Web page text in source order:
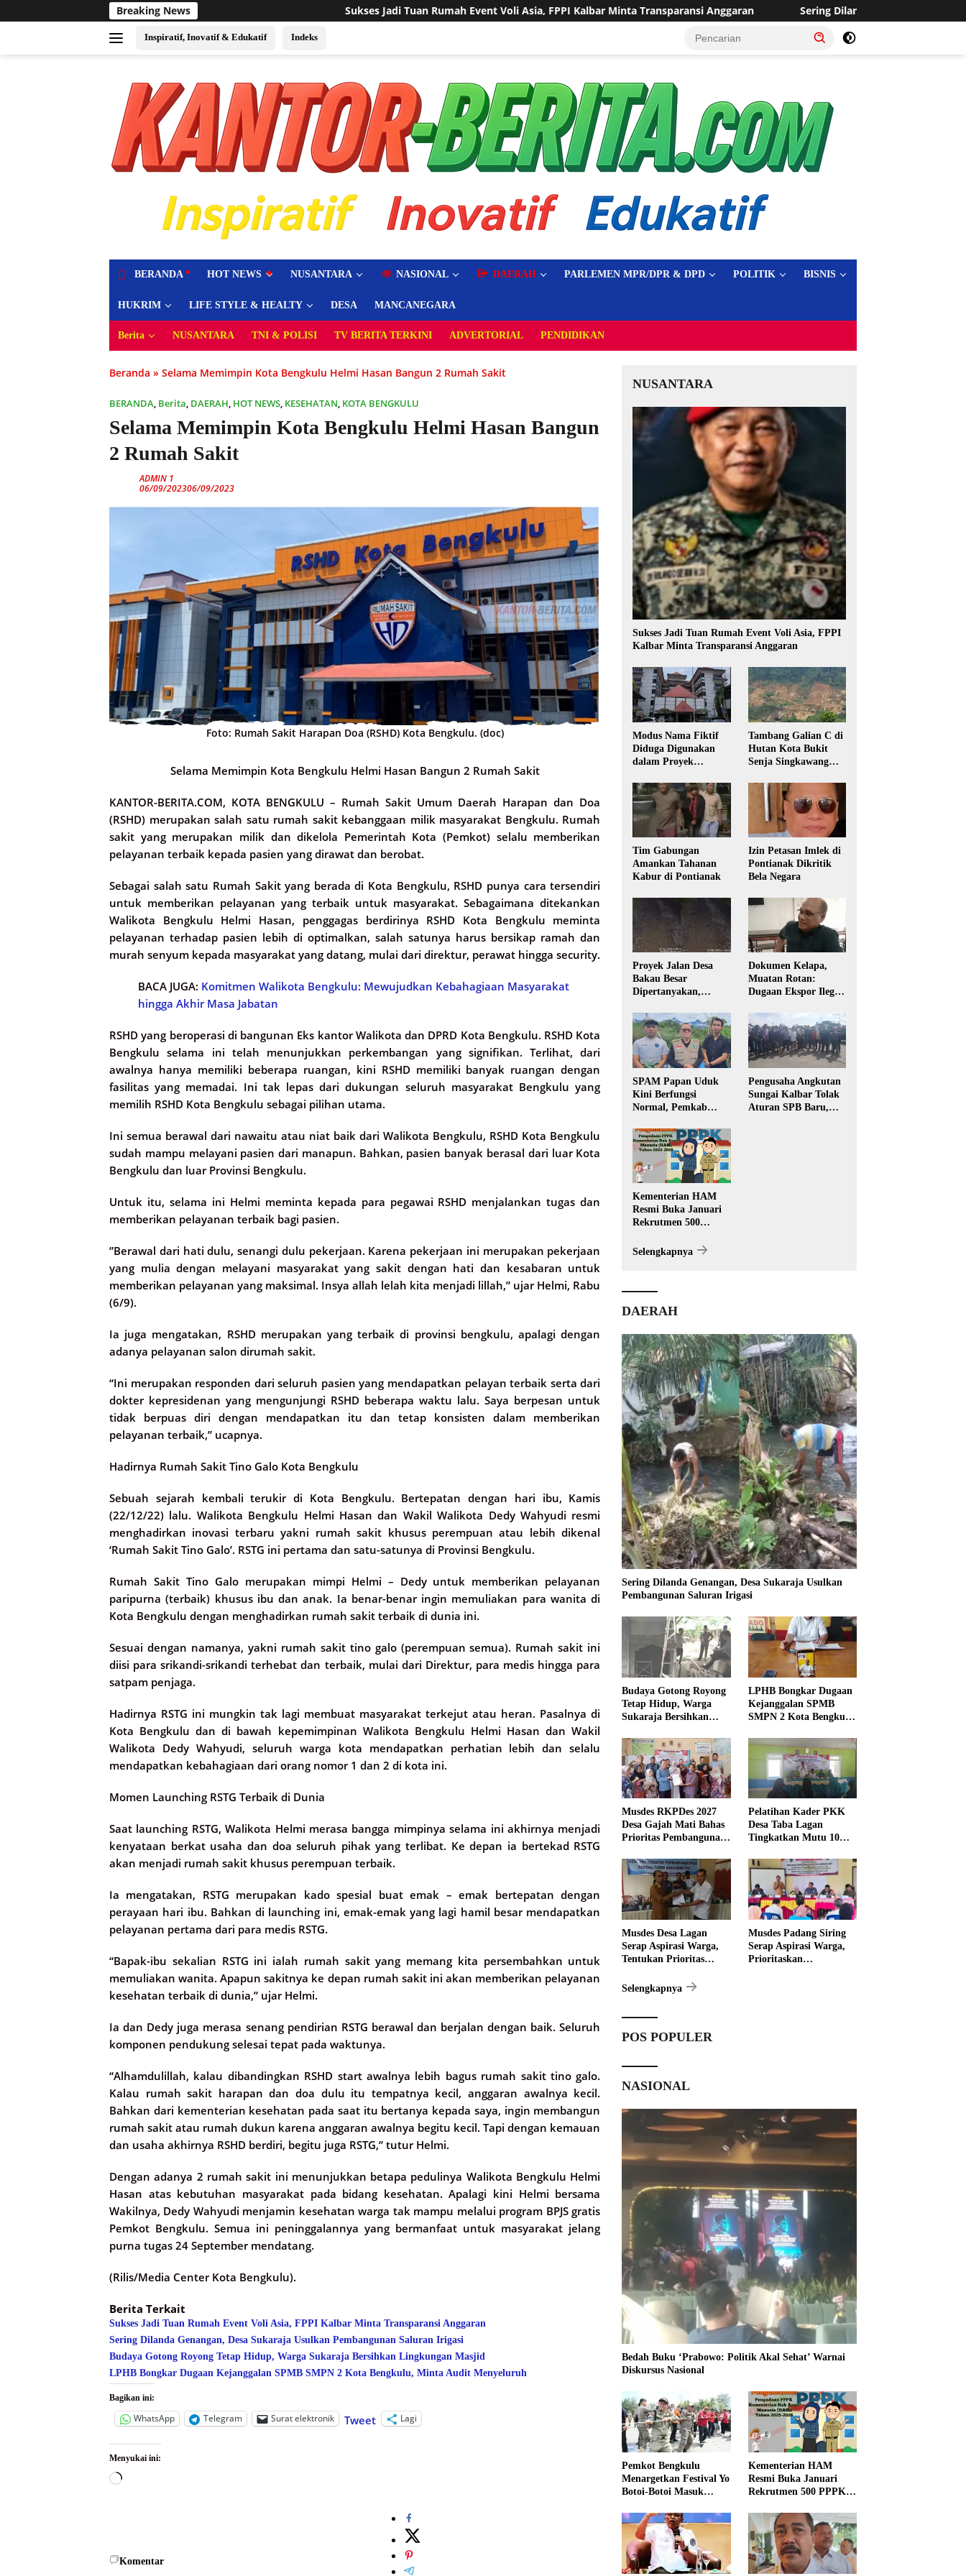
ke
Breaking News Sukses Jadi Tuan Rumah Event Voli Asia, FPPI Kalbar Minta Transparansi Anggaran Sering Dilanda Genangan, Desa Sukaraja Usulkan
Inspiratif, Inovatif & Edukatif Indeks
BERANDA HOT NEWS NUSANTARA NASIONAL DAERAH PARLEMEN MPR/DPR & DPD POLITIK BISNIS
HUKRIM LIFE STYLE & HEALTY DESA MANCANEGARA
Berita NUSANTARA TNI & POLISI TV BERITA TERKINI ADVERTORIAL PENDIDIKAN
Beranda » Selama Memimpin Kota Bengkulu Helmi Hasan Bangun 2 Rumah Sakit
BERANDA, Berita, DAERAH, HOT NEWS, KESEHATAN, KOTA BENGKULU
Selama Memimpin Kota Bengkulu Helmi Hasan Bangun
2 Rumah Sakit
ADMIN 1
06/09/202306/09/2023
Foto: Rumah Sakit Harapan Doa (RSHD) Kota Bengkulu. (doc)
Selama Memimpin Kota Bengkulu Helmi Hasan Bangun 2 Rumah Sakit
KANTOR-BERITA.COM, KOTA BENGKULU – Rumah Sakit Umum Daerah Harapan dan Doa
(RSHD) merupakan salah satu rumah sakit kebanggaan milik masyarakat Bengkulu. Rumah
sakit yang merupakan milik dan dikelola Pemerintah Kota (Pemkot) selalu memberikan
pelayanan terbaik kepada pasien yang dirawat dan berobat.
Sebagai salah satu Rumah Sakit yang berada di Kota Bengkulu, RSHD punya cara tersendiri
untuk memberikan pelayanan yang terbaik untuk masyarakat. Sebagaimana ditekankan
Walikota Bengkulu Helmi Hasan, penggagas berdirinya RSHD Kota Bengkulu meminta
pelayanan terhadap pasien lebih di optimalkan, salah satunya harus bersikap ramah dan
murah senyum kepada masyarakat yang datang, mulai dari direktur, perawat hingga security.
BACA JUGA: Komitmen Walikota Bengkulu: Mewujudkan Kebahagiaan Masyarakat
hingga Akhir Masa Jabatan
RSHD yang beroperasi di bangunan Eks kantor Walikota dan DPRD Kota Bengkulu. RSHD Kota
Bengkulu selama ini telah menunjukkan perkembangan yang signifikan. Terlihat, dari
awalnya hanya memiliki beberapa ruangan, kini RSHD memiliki banyak ruangan dengan
fasilitas yang memadai. Ini tak lepas dari dukungan seluruh masyarakat Bengkulu yang
memilih RSHD Kota Bengkulu sebagai pilihan utama.
Ini semua berawal dari nawaitu atau niat baik dari Walikota Bengkulu, RSHD Kota Bengkulu
sudah mampu melayani pasien dari manapun. Bahkan, pasien banyak berasal dari luar Kota
Bengkulu dan luar Provinsi Bengkulu.
Untuk itu, selama ini Helmi meminta kepada para pegawai RSHD menjalankan tugas dan
memberikan pelayanan terbaik bagi pasien.
”Berawal dari hati dulu, senangi dulu pekerjaan. Karena pekerjaan ini merupakan pekerjaan
yang mulia dengan melayani masyarakat yang sakit dengan hati dan kesabaran untuk
memberikan pelayanan yang maksimal. Insya allah lelah kita menjadi lillah,” ujar Helmi, Rabu
(6/9).
Ia juga mengatakan, RSHD merupakan yang terbaik di provinsi bengkulu, apalagi dengan
adanya pelayanan salon dirumah sakit.
“Ini merupakan responden dari seluruh pasien yang mendapatkan pelayan terbaik serta dari
dokter kepresidenan yang mengunjungi RSHD beberapa waktu lalu. Saya berpesan untuk
tidak berpuas diri dengan mendapatkan itu dan tetap konsisten dalam memberikan
pelayanan terbaik,” ucapnya.
Hadirnya Rumah Sakit Tino Galo Kota Bengkulu
Sebuah sejarah kembali terukir di Kota Bengkulu. Bertepatan dengan hari ibu, Kamis
(22/12/22) lalu. Walikota Bengkulu Helmi Hasan dan Wakil Walikota Dedy Wahyudi resmi
menghadirkan inovasi terbaru yakni rumah sakit khusus perempuan atau lebih dikenal
‘Rumah Sakit Tino Galo’. RSTG ini pertama dan satu-satunya di Provinsi Bengkulu.
Rumah Sakit Tino Galo merupakan mimpi Helmi – Dedy untuk memberikan pelayanan
paripurna (terbaik) khusus ibu dan anak. Ia benar-benar ingin memuliakan para wanita di
Kota Bengkulu dengan menghadirkan rumah sakit terbaik di dunia ini.
Sesuai dengan namanya, yakni rumah sakit tino galo (perempuan semua). Rumah sakit ini
diisi para srikandi-srikandi terhebat dan terbaik, mulai dari Direktur, para medis hingga para
satpam penjaga.
Hadirnya RSTG ini mungkin tak lagi membuat masyarakat terkejut atau heran. Pasalnya di
Kota Bengkulu dan di bawah kepemimpinan Walikota Bengkulu Helmi Hasan dan Wakil
Walikota Dedy Wahyudi, seluruh warga kota mendapatkan perhatian lebih dan selalu
mendapatkan kebahagiaan dari orang nomor 1 dan 2 di kota ini.
Momen Launching RSTG Terbaik di Dunia
Saat launching RSTG, Walikota Helmi merasa bangga mimpinya selama ini akhirnya menjadi
kenyataan berkat usaha dan doa seluruh pihak yang terlibat. Ke depan ia bertekad RSTG
akan menjadi rumah sakit khusus perempuan terbaik.
Ia mengatakan, RSTG merupakan kado spesial buat emak – emak bertepatan dengan
perayaan hari ibu. Bahkan di launching ini, emak-emak yang lagi hamil besar mendapatkan
pelayanan pertama dari para medis RSTG.
“Bapak-ibu sekalian RSTG ini ialah rumah sakit yang memang kita persembahkan untuk
memuliakan wanita. Apapun sakitnya ke depan rumah sakit ini akan memberikan pelayanan
kesehatan terbaik di dunia,” ujar Helmi.
Ia dan Dedy juga merasa senang pendirian RSTG berawal dan berjalan dengan baik. Seluruh
komponen pendukung selesai tepat pada waktunya.
“Alhamdulillah, kalau dibandingkan RSHD start awalnya lebih bagus rumah sakit tino galo.
Kalau rumah sakit harapan dan doa dulu itu tempatnya kecil, anggaran awalnya kecil.
Bahkan dari kementerian kesehatan pada saat itu bertanya kepada saya, ingin membangun
rumah sakit atau rumah dukun karena anggaran awalnya begitu kecil. Tapi dengan kemauan
dan usaha akhirnya RSHD berdiri, begitu juga RSTG,” tutur Helmi.
Dengan adanya 2 rumah sakit ini menunjukkan betapa pedulinya Walikota Bengkulu Helmi
Hasan atas kebutuhan masyarakat pada bidang kesehatan. Apalagi kini Helmi bersama
Wakilnya, Dedy Wahyudi menjamin kesehatan warga tak mampu melalui program BPJS gratis
Pemkot Bengkulu. Semua ini peninggalannya yang bermanfaat untuk masyarakat jelang
purna tugas 24 September mendatang.
(Rilis/Media Center Kota Bengkulu).
Berita Terkait
Sukses Jadi Tuan Rumah Event Voli Asia, FPPI Kalbar Minta Transparansi Anggaran
Sering Dilanda Genangan, Desa Sukaraja Usulkan Pembangunan Saluran Irigasi
Budaya Gotong Royong Tetap Hidup, Warga Sukaraja Bersihkan Lingkungan Masjid
LPHB Bongkar Dugaan Kejanggalan SPMB SMPN 2 Kota Bengkulu, Minta Audit Menyeluruh
Bagikan ini:
WhatsApp Telegram Surat elektronik Tweet Lagi
Menyukai ini:
Memuat...
Komentar
NUSANTARA
Sukses Jadi Tuan Rumah Event Voli Asia, FPPI
Kalbar Minta Transparansi Anggaran
Modus Nama Fiktif
Diduga Digunakan
dalam Proyek
Tambang Galian C di
Hutan Kota Bukit
Senja Singkawang
Tim Gabungan
Amankan Tahanan
Kabur di Pontianak
Izin Petasan Imlek di
Pontianak Dikritik
Bela Negara
Proyek Jalan Desa
Bakau Besar
Dipertanyakan,
dan Transparansi
Pelaksanaan
Pembangunan
Dokumen Kelapa,
Muatan Rotan:
Dugaan Ekspor Ilegal
Publik Kalbar
SPAM Papan Uduk
Kini Berfungsi
Normal, Pemkab
Distribusi Air Bersih
Lancar ke Rumah
Warga
Pengusaha Angkutan
Sungai Kalbar Tolak
Aturan SPB Baru,
Kementerian HAM
Resmi Buka Januari
Rekrutmen 500
Jabatan
Selengkapnya
DAERAH
Sering Dilanda Genangan, Desa Sukaraja Usulkan
Pembangunan Saluran Irigasi
Budaya Gotong Royong
Tetap Hidup, Warga
Sukaraja Bersihkan
LPHB Bongkar Dugaan
Kejanggalan SPMB
SMPN 2 Kota Bengkulu,
Menyeluruh
Musdes RKPDes 2027
Desa Gajah Mati Bahas
Prioritas Pembangunan
Pelatihan Kader PKK
Desa Taba Lagan
Tingkatkan Mutu 10
Musdes Desa Lagan
Serap Aspirasi Warga,
Tentukan Prioritas
Musdes Padang Siring
Serap Aspirasi Warga,
Prioritaskan
Selengkapnya
POS POPULER
NASIONAL
Bedah Buku ‘Prabowo: Politik Akal Sehat’ Warnai
Diskursus Nasional
Pemkot Bengkulu
Menargetkan Festival Yo
Botoi-Botoi Masuk
Nasional
Kementerian HAM
Resmi Buka Januari
Rekrutmen 500 PPPK,